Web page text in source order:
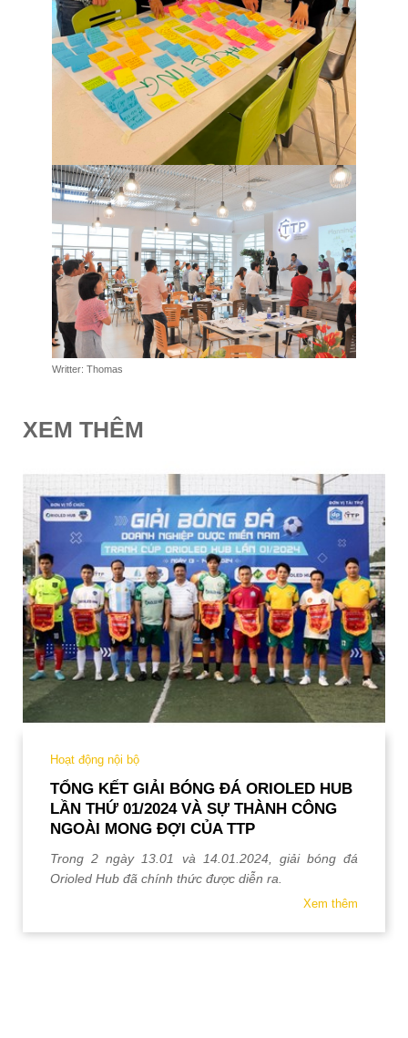
Writter: Thomas
XEM THÊM
Hoạt động nội bộ
TỔNG KẾT GIẢI BÓNG ĐÁ ORIOLED HUB
LẦN THỨ 01/2024 VÀ SỰ THÀNH CÔNG
NGOÀI MONG ĐỢI CỦA TTP
Trong 2 ngày 13.01 và 14.01.2024, giải bóng đá
Orioled Hub đã chính thức được diễn ra.
Xem thêm